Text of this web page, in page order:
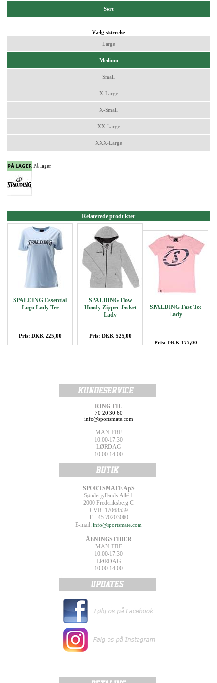
Sort
Vælg størrelse
Large
Medium
Small
X-Large
X-Small
XX-Large
XXX-Large
På lager
Relaterede produkter
SPALDING Essential
Logo Lady Tee
Pris: DKK 225,00
SPALDING Flow
Hoody Zipper Jacket
Lady
Pris: DKK 525,00
SPALDING Fast Tee
Lady
Pris: DKK 175,00
RING TIL
70 20 30 60
info@sportsmate.com
MAN-FRE
10.00-17.30
LØRDAG
10.00-14.00
SPORTSMATE ApS
Sønderjyllands Allé 1
2000 Frederiksberg C
CVR. 17068539
T. +45 70203060
E-mail: info@sportsmate.com
ÅBNINGSTIDER
MAN-FRE
10.00-17.30
LØRDAG
10.00-14.00